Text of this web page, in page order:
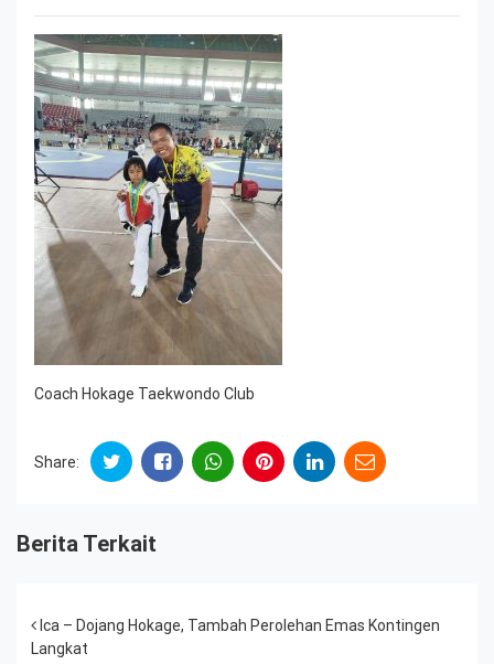
Coach Hokage Taekwondo Club
Share:
Berita Terkait
Post navigation
Ica – Dojang Hokage, Tambah Perolehan Emas Kontingen
Langkat